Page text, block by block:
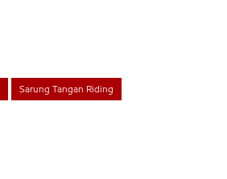
Sarung Tangan Riding